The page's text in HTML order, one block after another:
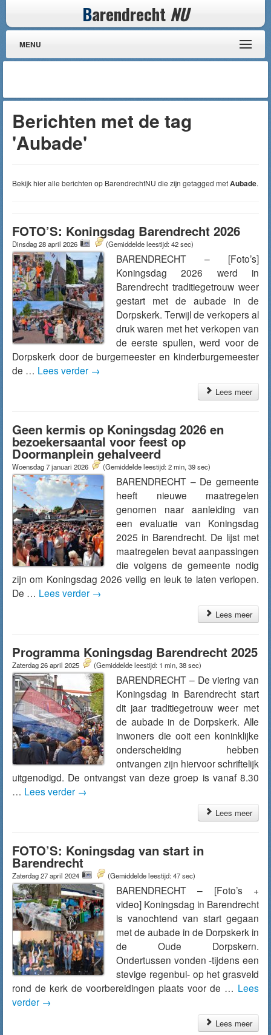
Barendrecht NU
MENU
Berichten met de tag
'Aubade'
Bekijk hier alle berichten op BarendrechtNU die zijn getagged metAubade.
FOTO’S: Koningsdag Barendrecht 2026
Dinsdag 28 april 2026 (Gemiddelde leestijd: 42 sec)
BARENDRECHT – [Foto’s]
Koningsdag 2026 werd in
Barendrecht traditiegetrouw weer
gestart met de aubade in de
Dorpskerk. Terwijl de verkopers al
druk waren met het verkopen van
de eerste spullen, werd voor de
Dorpskerk door de burgemeester en kinderburgemeester
de … Lees verder →
Lees meer
Geen kermis op Koningsdag 2026 en
bezoekersaantal voor feest op
Doormanplein gehalveerd
Woensdag 7 januari 2026 (Gemiddelde leestijd: 2 min, 39 sec)
BARENDRECHT – De gemeente
heeft nieuwe maatregelen
genomen naar aanleiding van
een evaluatie van Koningsdag
2025 in Barendrecht. De lijst met
maatregelen bevat aanpassingen
die volgens de gemeente nodig
zijn om Koningsdag 2026 veilig en leuk te laten verlopen.
De … Lees verder →
Lees meer
Programma Koningsdag Barendrecht 2025
Zaterdag 26 april 2025 (Gemiddelde leestijd: 1 min, 38 sec)
BARENDRECHT – De viering van
Koningsdag in Barendrecht start
dit jaar traditiegetrouw weer met
de aubade in de Dorpskerk. Alle
inwoners die ooit een koninklijke
onderscheiding hebben
ontvangen zijn hiervoor schriftelijk
uitgenodigd. De ontvangst van deze groep is vanaf 8.30
… Lees verder →
Lees meer
FOTO’S: Koningsdag van start in
Barendrecht
Zaterdag 27 april 2024 (Gemiddelde leestijd: 47 sec)
BARENDRECHT – [Foto’s +
video] Koningsdag in Barendrecht
is vanochtend van start gegaan
met de aubade in de Dorpskerk in
de Oude Dorpskern.
Ondertussen vonden -tijdens een
stevige regenbui- op het grasveld
rond de kerk de voorbereidingen plaats voor de … Lees
verder →
Lees meer